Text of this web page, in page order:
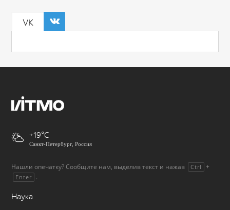
VK
+19
Санкт-Петербург, Россия
Нашли опечатку? Сообщите нам, выделив текст и нажав Ctrl +
Enter .
Наука